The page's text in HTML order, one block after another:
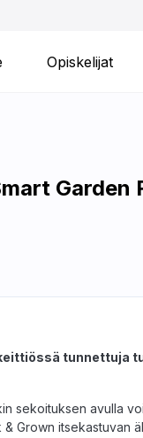
Opiskelijat
tunnettuja
sekoituksen avulla
Grown itsekastuvan